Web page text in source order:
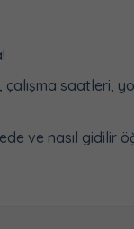
saatleri,
ve nasıl gidilir